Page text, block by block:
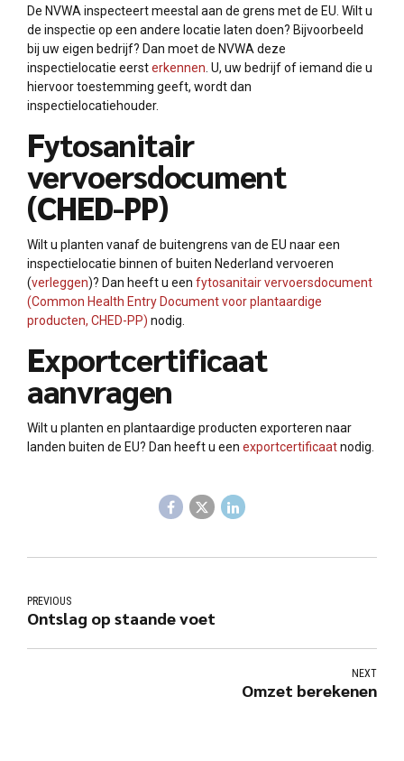
De NVWA inspecteert meestal aan de grens met de EU. Wilt u
de inspectie op een andere locatie laten doen? Bijvoorbeeld
bij uw eigen bedrijf? Dan moet de NVWA deze
inspectielocatie eersterkennen . U, uw bedrijf of iemand die u
hiervoor toestemming geeft, wordt dan
inspectielocatiehouder.
Fytosanitair
vervoersdocument
(CHED-PP)
Wilt u planten vanaf de buitengrens van de EU naar een
inspectielocatie binnen of buiten Nederland vervoeren
(verleggen)? Dan heeft u een fytosanitair vervoersdocument
(Common Health Entry Document voor plantaardige
producten, CHED-PP) nodig.
Exportcertificaat
aanvragen
Wilt u planten en plantaardige producten exporteren naar
landen buiten de EU? Dan heeft u een exportcertificaatnodig.
PREVIOUS
Ontslag op staande voet
NEXT
Omzet berekenen